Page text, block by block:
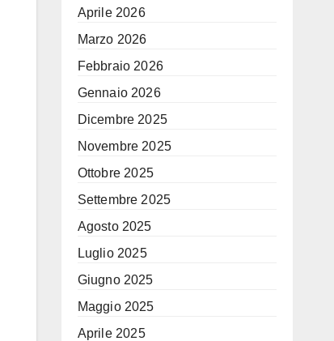
Aprile 2026
Marzo 2026
Febbraio 2026
Gennaio 2026
Dicembre 2025
Novembre 2025
Ottobre 2025
Settembre 2025
Agosto 2025
Luglio 2025
Giugno 2025
Maggio 2025
Aprile 2025